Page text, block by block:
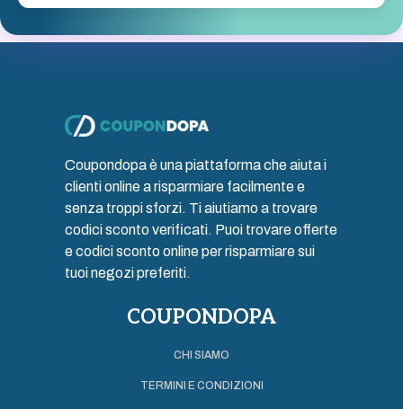
Coupondopa è una piattaforma che aiuta i
clienti online a risparmiare facilmente e
senza troppi sforzi. Ti aiutiamo a trovare
codici sconto verificati. Puoi trovare offerte
e codici sconto online per risparmiare sui
tuoi negozi preferiti.
COUPONDOPA
CHI SIAMO
TERMINI E CONDIZIONI